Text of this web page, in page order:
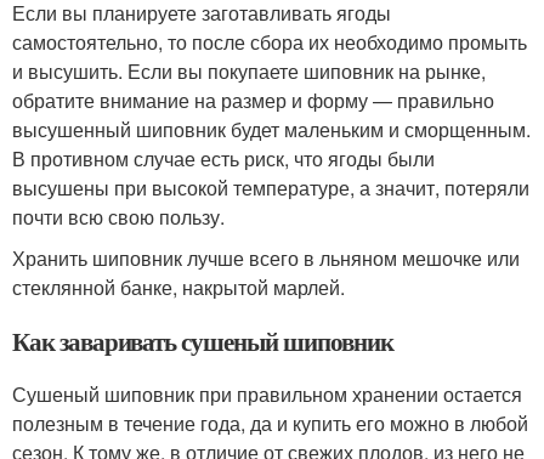
Если вы планируете заготавливать ягоды
самостоятельно, то после сбора их необходимо промыть
и высушить. Если вы покупаете шиповник на рынке,
обратите внимание на размер и форму — правильно
высушенный шиповник будет маленьким и сморщенным.
В противном случае есть риск, что ягоды были
высушены при высокой температуре, а значит, потеряли
почти всю свою пользу.
Хранить шиповник лучше всего в льняном мешочке или
стеклянной банке, накрытой марлей.
Как заваривать сушеный шиповник
Сушеный шиповник при правильном хранении остается
полезным в течение года, да и купить его можно в любой
сезон. К тому же, в отличие от свежих плодов, из него не